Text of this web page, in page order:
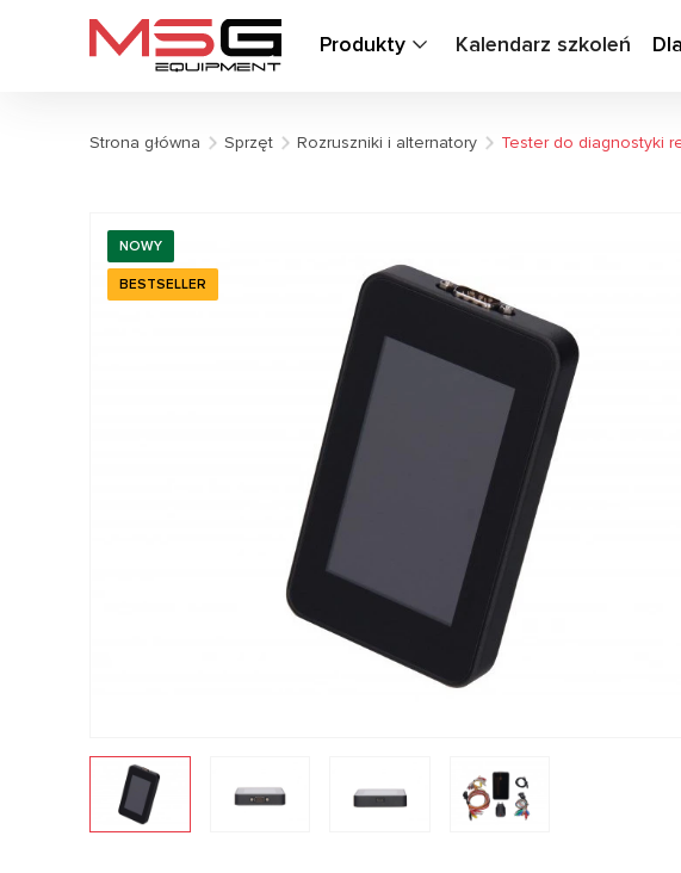
Produkty Kalendarz szkoleń
Strona główna Sprzęt Rozruszniki i alternatory Tester do diagnostyki
NOWY
BESTSELLER